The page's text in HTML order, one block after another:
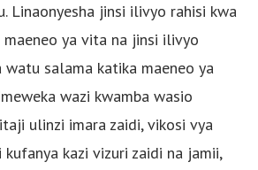
Linaonyesha jinsi ilivyo rahisi kwa
maeneo ya vita na jinsi ilivyo
watu salama katika maeneo ya
wazi kwamba wasio
ulinzi imara zaidi, vikosi vya
kazi vizuri zaidi na jamii,